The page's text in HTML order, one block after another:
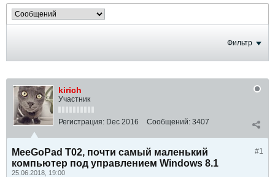
Фильтр
kirich
Участник
Регистрация: Dec 2016 Сообщений: 3407
#1
MeeGoPad T02, почти самый маленький
компьютер под управлением Windows 8.1
25.06.2018, 19:00